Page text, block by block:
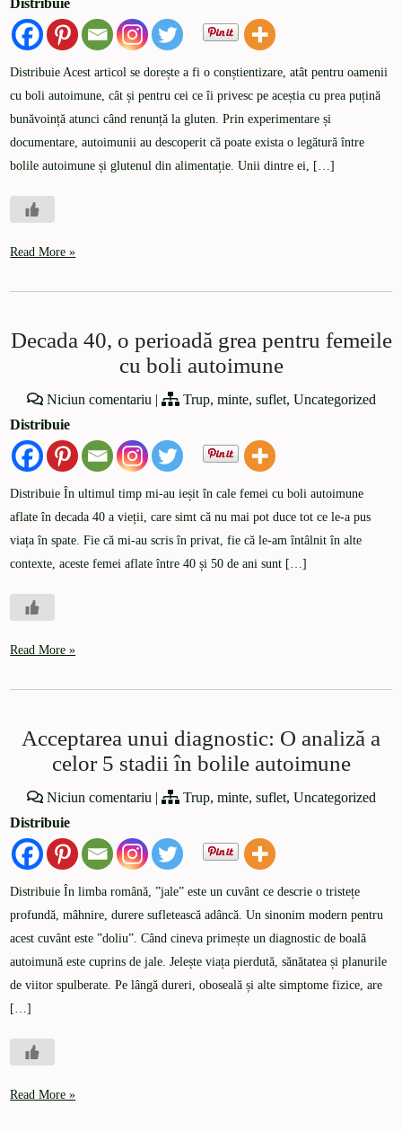
Distribuie
Distribuie Acest articol se dorește a fi o conștientizare, atât pentru oamenii
cu boli autoimune, cât și pentru cei ce îi privesc pe aceștia cu prea puțină
bunăvoință atunci când renunță la gluten. Prin experimentare și
documentare, autoimunii au descoperit că poate exista o legătură între
bolile autoimune și glutenul din alimentație. Unii dintre ei, […]
Read More »
Decada 40, o perioadă grea pentru femeile
cu boli autoimune
Niciun comentariu | Trup, minte, suflet, Uncategorized
Distribuie
Distribuie În ultimul timp mi-au ieșit în cale femei cu boli autoimune
aflate în decada 40 a vieții, care simt că nu mai pot duce tot ce le-a pus
viața în spate. Fie că mi-au scris în privat, fie că le-am întâlnit în alte
contexte, aceste femei aflate între 40 și 50 de ani sunt […]
Read More »
Acceptarea unui diagnostic: O analiză a
celor 5 stadii în bolile autoimune
Niciun comentariu | Trup, minte, suflet, Uncategorized
Distribuie
Distribuie În limba română, ”jale” este un cuvânt ce descrie o tristețe
profundă, mâhnire, durere sufletească adâncă. Un sinonim modern pentru
acest cuvânt este ”doliu”. Când cineva primește un diagnostic de boală
autoimună este cuprins de jale. Jelește viața pierdută, sănătatea și planurile
de viitor spulberate. Pe lângă dureri, oboseală și alte simptome fizice, are
[…]
Read More »